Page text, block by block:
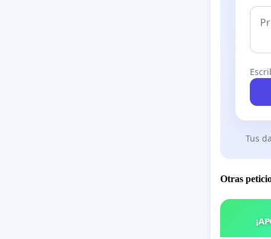
Tus
Otras